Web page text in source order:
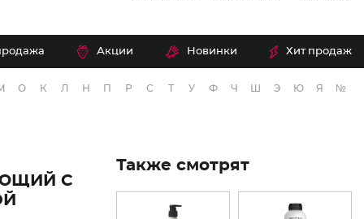
Акции Новинки Хит продаж
О К Л Н П Р С Т У Ф Ч Э Ю Я №
С
Также смотрят